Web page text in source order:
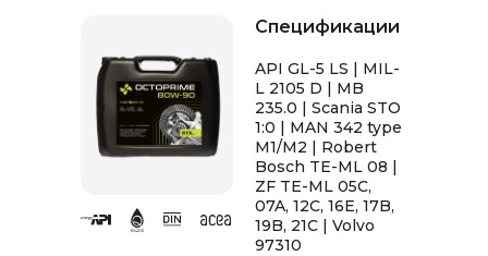
Спецификации
API GL-5 LS | MIL-
L 2105 D | MB
235.0 | Scania STO
1:0 | MAN 342 type
М1/M2 | Robert
Bosch TE-ML 08 |
ZF TE-ML 05C,
07A, 12C, 16E, 17B,
19B, 21C | Volvo
97310